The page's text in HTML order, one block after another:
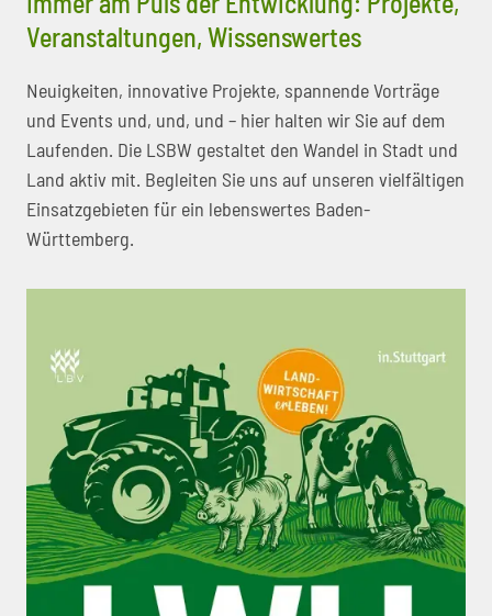
Veranstaltungen, Wissenswertes
Neuigkeiten, innovative Projekte, spannende Vorträge
und Events und, und, und – hier halten wir Sie auf dem
Laufenden. Die LSBW gestaltet den Wandel in Stadt und
Land aktiv mit. Begleiten Sie uns auf unseren vielfältigen
Einsatzgebieten für ein lebenswertes Baden-
Württemberg.